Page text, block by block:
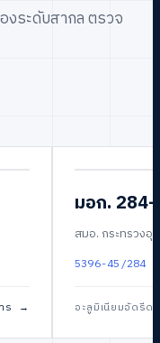
ระดับสากล ตรวจ
ร →
มอก.
สมอ. กระทรวงอุ
5396-45/284
อะลูมิเนียมอัดรีด